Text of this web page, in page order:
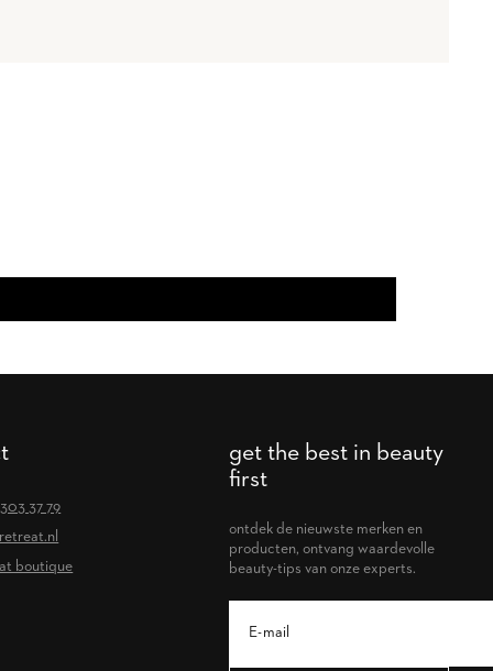
303 37 79
boutique
get the best in beauty
first
ontdek de nieuwste merken en
producten, ontvang waardevolle
beauty-tips van onze experts.